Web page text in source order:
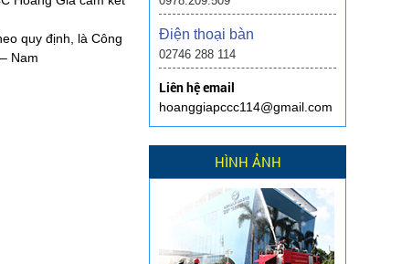
quy định, là Công
Nam
Điện thoại bàn
02746 288 114
Liên hệ email
hoanggiapccc114@gmail.com
HÌNH ẢNH